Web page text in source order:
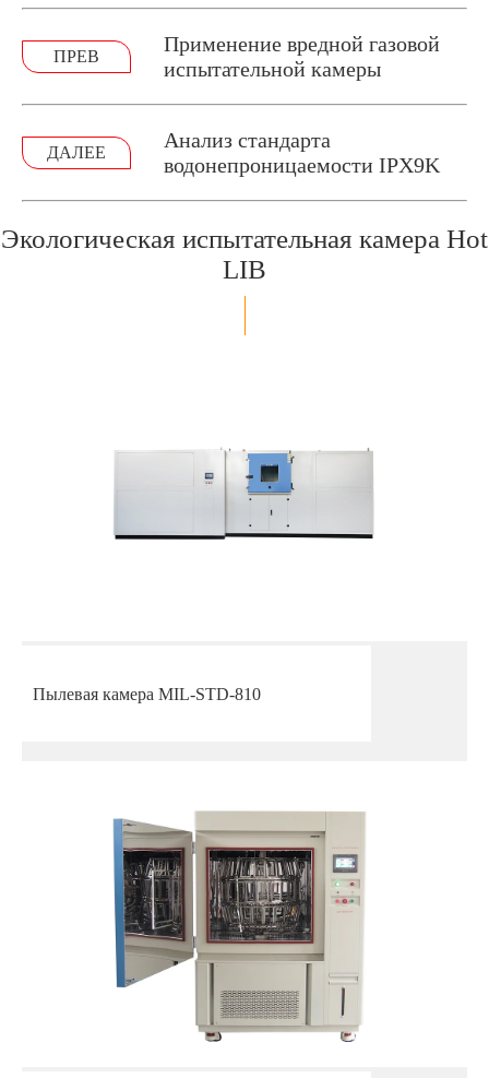
ПРЕВ
Применение вредной газовой
испытательной камеры
ДАЛЕЕ
Анализ стандарта
водонепроницаемости IPX9K
Экологическая испытательная камера Hot
LIB
Пылевая камера MIL-STD-810